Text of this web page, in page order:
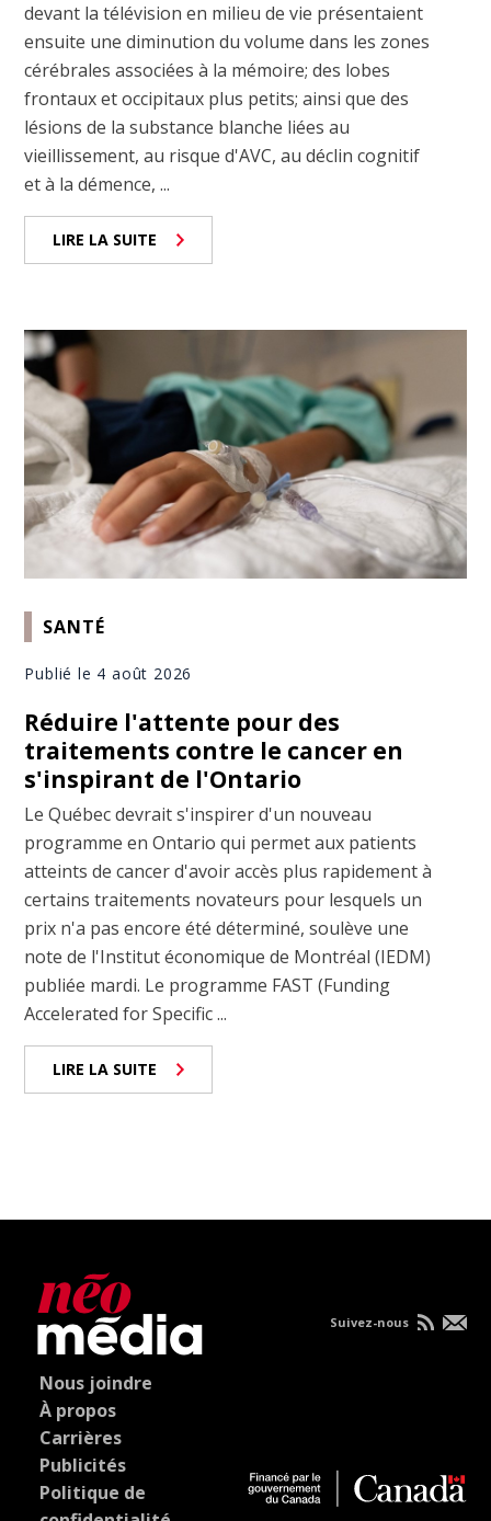
devant la télévision en milieu de vie présentaient
ensuite une diminution du volume dans les zones
cérébrales associées à la mémoire; des lobes
frontaux et occipitaux plus petits; ainsi que des
lésions de la substance blanche liées au
vieillissement, au risque d'AVC, au déclin cognitif
et à la démence, ...
LIRE LA SUITE
SANTÉ
Publié le 4 août 2026
Réduire l'attente pour des
traitements contre le cancer en
s'inspirant de l'Ontario
Le Québec devrait s'inspirer d'un nouveau
programme en Ontario qui permet aux patients
atteints de cancer d'avoir accès plus rapidement à
certains traitements novateurs pour lesquels un
prix n'a pas encore été déterminé, soulève une
note de l'Institut économique de Montréal (IEDM)
publiée mardi. Le programme FAST (Funding
Accelerated for Specific ...
LIRE LA SUITE
Nous joindre
À propos
Carrières
Publicités
Politique de
Suivez-nous